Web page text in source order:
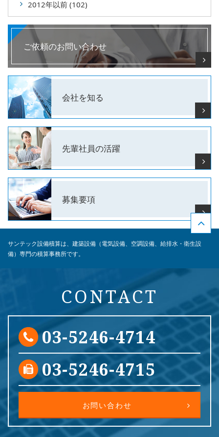
2012年以前 (102)
ご依頼のお問い合わせ
会社を知る
先輩社員の活躍
募集要項
サンテック設備積算は、建築設備（電気設備、空調設備、給排水・衛生設
備）専門の積算事務所です。
CONTACT
03-5246-4714
03-5246-4715
お問い合わせ